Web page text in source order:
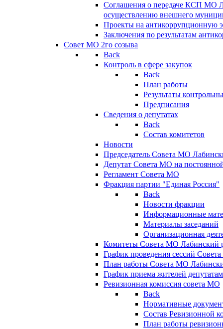
Соглашения о передаче КСП МО
осуществлению внешнего
Проекты на антикоррупционную
Заключения по результатам
Совет МО 2го созыва
Back
Контроль в сфере закупок
Back
План работы
Результаты
Предписания
Сведения о депутатах
Back
Состав комитетов
Новости
Председатель Совета МО
Депутат Совета МО на
Регламент Совета МО
Фракция партии "Единая Россия"
Back
Новости фракции
Информационные
Материалы заседаний
Организационная
Комитеты Совета МО Лабинский
График проведения сессий
План работы Совета МО
График приема жителей
Ревизионная комиссия совета МО
Back
Нормативные
Состав Ревизионной
План работы